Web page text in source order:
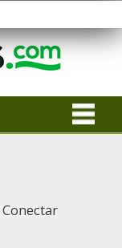
Conectar